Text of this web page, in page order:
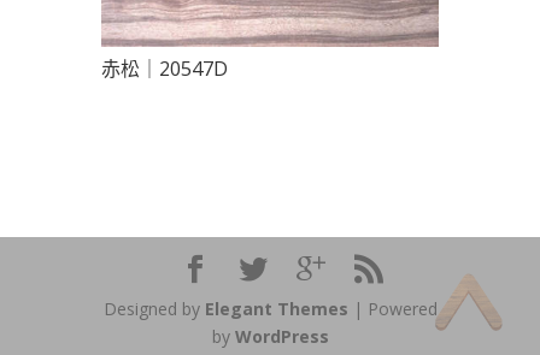
赤松｜20547D
Designed by Elegant Themes | Powered
by WordPress